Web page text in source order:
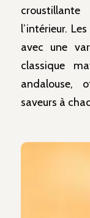
l’intérieur.
avec une
classique
andalouse,
saveurs à